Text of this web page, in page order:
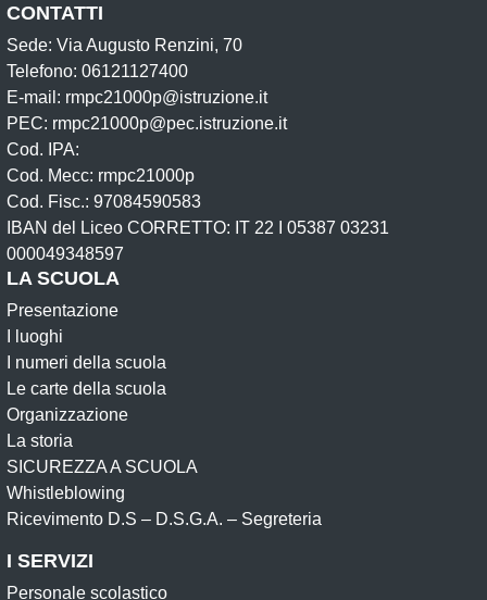
CONTATTI
Sede: Via Augusto Renzini, 70
Telefono: 06121127400
E-mail: rmpc21000p@istruzione.it
PEC: rmpc21000p@pec.istruzione.it
Cod. IPA:
Cod. Mecc: rmpc21000p
Cod. Fisc.: 97084590583
IBAN del Liceo CORRETTO: IT 22 I 05387 03231
000049348597
LA SCUOLA
Presentazione
I luoghi
I numeri della scuola
Le carte della scuola
Organizzazione
La storia
SICUREZZA A SCUOLA
Whistleblowing
Ricevimento D.S – D.S.G.A. – Segreteria
I SERVIZI
Personale scolastico